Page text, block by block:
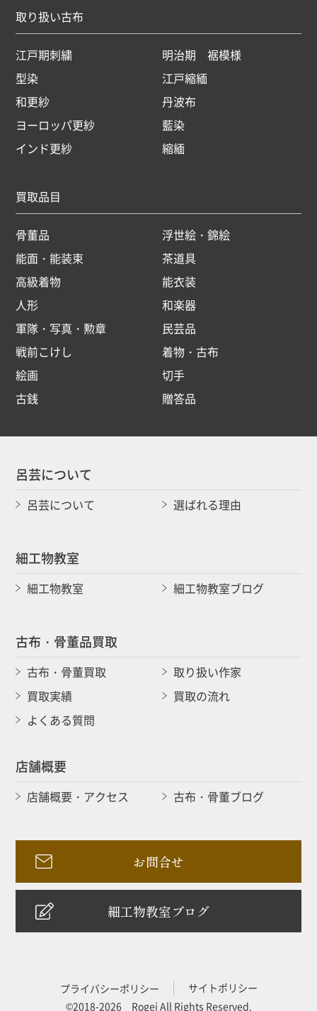
取り扱い古布
江戸期刺繍
明治期 裾模様
型染
江戸縮緬
和更紗
丹波布
ヨーロッパ更紗
藍染
インド更紗
縮緬
買取品目
骨董品
浮世絵・錦絵
能面・能装束
茶道具
高級着物
能衣装
人形
和楽器
軍隊・写真・勲章
民芸品
戦前こけし
着物・古布
絵画
切手
古銭
贈答品
呂芸について
呂芸について 選ばれる理由
細工物教室
細工物教室 細工物教室ブログ
古布・骨董品買取
古布・骨董買取
取り扱い作家
買取実績
買取の流れ
よくある質問
店舗概要
店舗概要・アクセス 古布・骨董ブログ
お問合せ
細工物教室ブログ
プライバシーポリシー
サイトポリシー
©2018-2026 Rogei All Rights Reserved.